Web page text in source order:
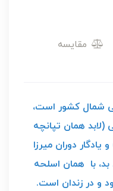
مقایسه
شمال کشور است،
همان تپانچه
دوران میرزا
با همان اسلحه
و در زندان است.